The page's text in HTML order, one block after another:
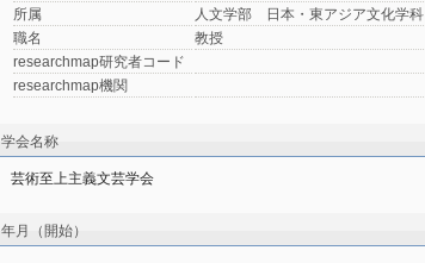
所属
人文学部 日本・東アジア文化学科
職名
教授
researchmap研究者コード
researchmap機関
学会名称
芸術至上主義文芸学会
年月（開始）